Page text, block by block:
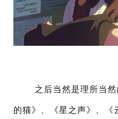
之后当然是理所当然
的猫》、《星之声》、